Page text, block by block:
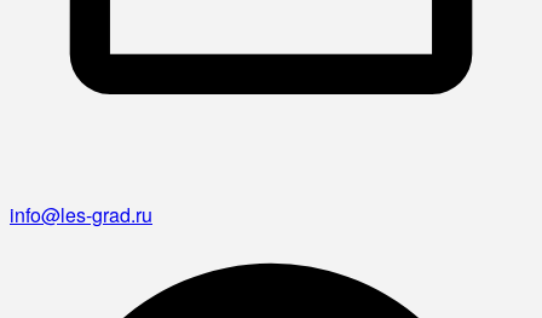
info@les-grad.ru